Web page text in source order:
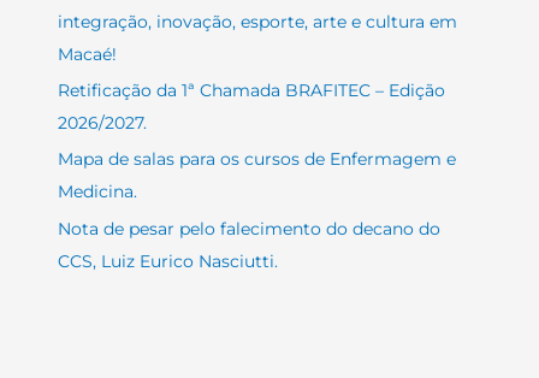
integração, inovação, esporte, arte e cultura em
Macaé!
Retificação da 1ª Chamada BRAFITEC – Edição
2026/2027.
Mapa de salas para os cursos de Enfermagem e
Medicina.
Nota de pesar pelo falecimento do decano do
CCS, Luiz Eurico Nasciutti.